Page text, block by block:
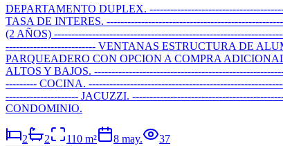
DEPARTAMENTO DUPLEX.
TASA DE INTERES.
(2 AÑOS)
-------------------------- VENTANAS ESTRUCTURA DE
PARQUEADERO CON OPCION A COMPRA
ALTOS Y BAJOS.
--------- COCINA.
--------------------- JACUZZI.
CONDOMINIO.
2 2 110 m² 8 may. 37